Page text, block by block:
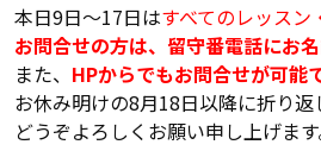
本日9日～17日はすべてのレッスン
お問合せの方は、留守番電話にお
また、 HPからでもお問合せが可能で
お休み明けの8月18日以降に折り
どうぞよろしくお願い申し上げます